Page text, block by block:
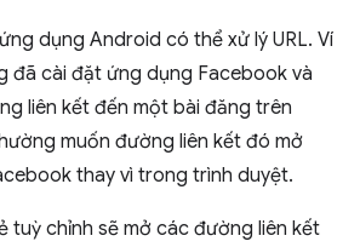
dụng Android có thể xử lý URL. Ví
đã cài đặt ứng dụng Facebook và
liên kết đến một bài đăng trên
muốn đường liên kết đó mở
thay vì trong trình duyệt.
tuỳ chỉnh sẽ mở các đường liên kết